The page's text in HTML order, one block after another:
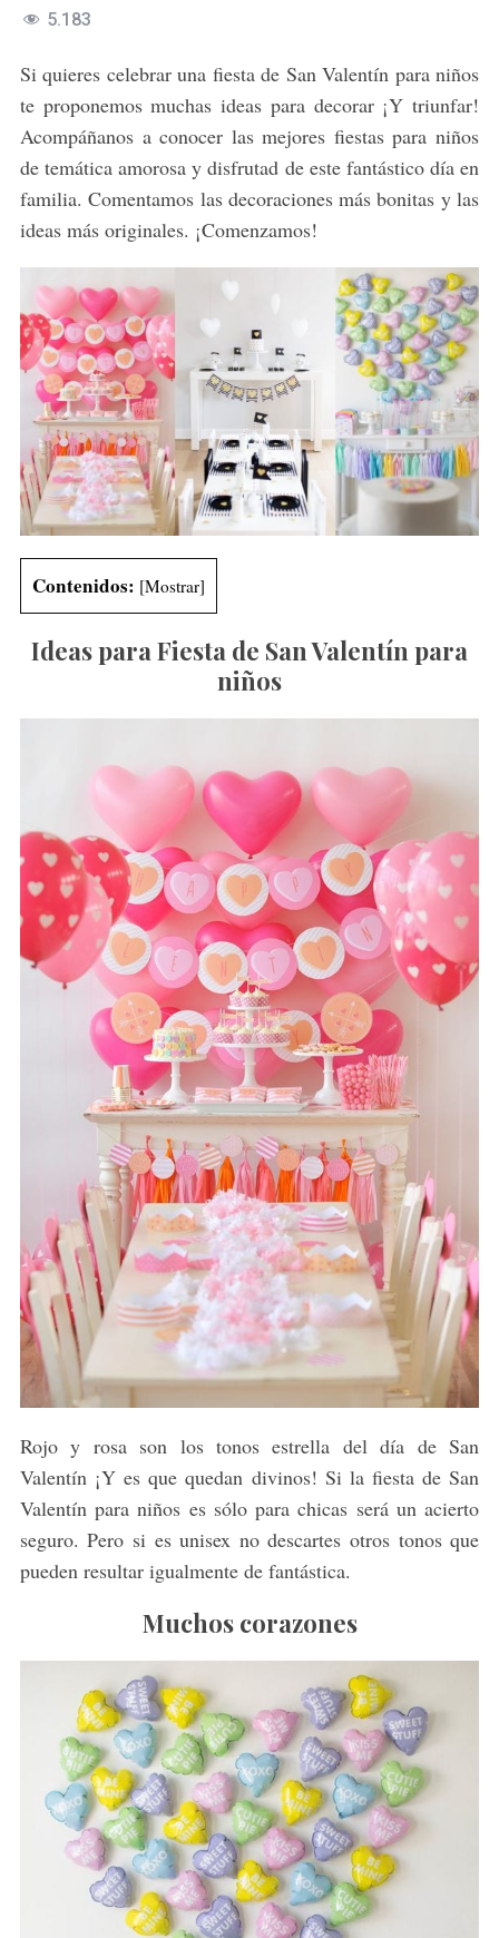
5.183
Si quieres celebrar una fiesta de San Valentín para niños
te proponemos muchas ideas para decorar ¡Y triunfar!
Acompáñanos a conocer las mejores fiestas para niños
de temática amorosa y disfrutad de este fantástico día en
familia. Comentamos las decoraciones más bonitas y las
ideas más originales. ¡Comenzamos!
Contenidos: [Mostrar]
Ideas para Fiesta de San Valentín para
niños
Rojo y rosa son los tonos estrella del día de San
Valentín ¡Y es que quedan divinos! Si la fiesta de San
Valentín para niños es sólo para chicas será un acierto
seguro. Pero si es unisex no descartes otros tonos que
pueden resultar igualmente de fantástica.
Muchos corazones